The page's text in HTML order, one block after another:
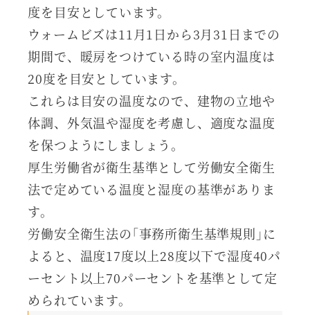
度を目安としています。
ウォームビズは11月1日から3月31日までの
期間で、暖房をつけている時の室内温度は
20度を目安としています。
これらは目安の温度なので、建物の立地や
体調、外気温や湿度を考慮し、適度な温度
を保つようにしましょう。
厚生労働省が衛生基準として労働安全衛生
法で定めている温度と湿度の基準がありま
す。
労働安全衛生法の｢事務所衛生基準規則｣に
よると、温度17度以上28度以下で湿度40パ
ーセント以上70パーセントを基準として定
められています。